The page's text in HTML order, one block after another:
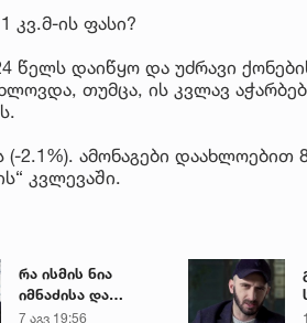
კვ.მ-ის ფასი?
წელს დაიწყო და უძრავი
თუმცა, ის კვლავ
2.1%). ამონაგები დაახლოებით
კვლევაში.
რა ისმის ნია
იმნაძისა და
მამამისის ფარული
7 აგვ 19:56